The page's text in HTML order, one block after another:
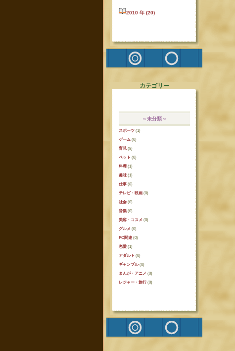
2010 年 (20)
カテゴリー
～未分類～
スポーツ (1)
ゲーム (0)
育児 (8)
ペット (0)
料理 (1)
趣味 (1)
仕事 (8)
テレビ・映画 (0)
社会 (0)
音楽 (0)
美容・コスメ (0)
グルメ (0)
PC関連 (0)
恋愛 (1)
アダルト (0)
ギャンブル(0)
まんが・アニメ (0)
レジャー・旅行 (0)